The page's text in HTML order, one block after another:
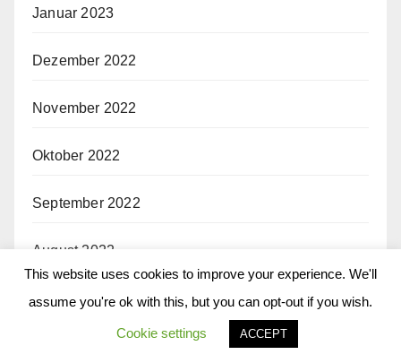
Januar 2023
Dezember 2022
November 2022
Oktober 2022
September 2022
August 2022
Juli 2022
This website uses cookies to improve your experience. We'll
assume you're ok with this, but you can opt-out if you wish.
Cookie settings ACCEPT